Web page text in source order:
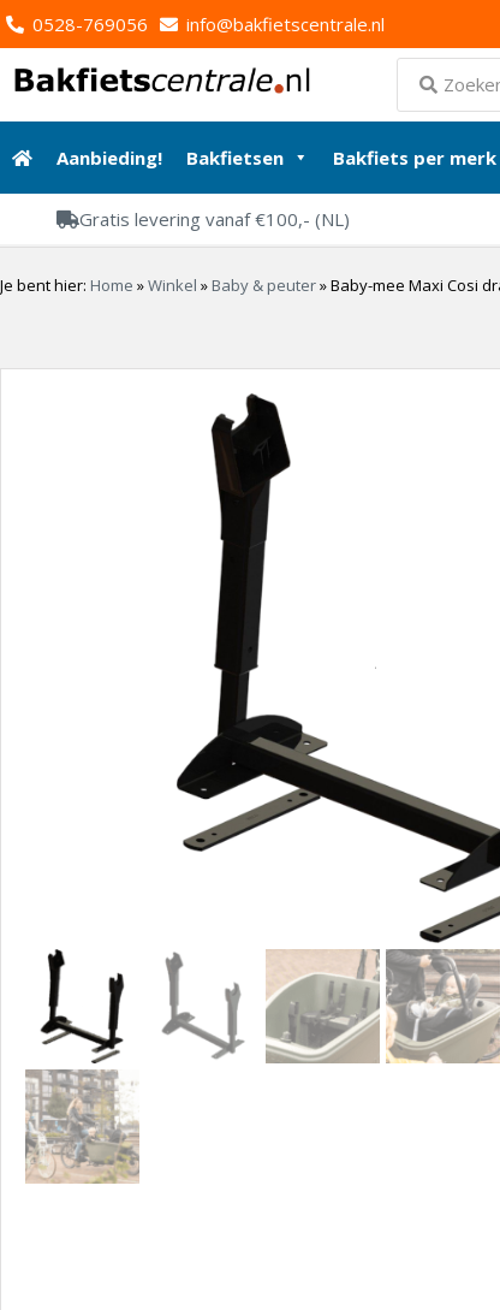
0528-769056 info@bakfietscentrale.nl
Aanbieding! Bakfietsen Bakfiets per merk
Gratis levering vanaf €100,- (NL)
Je bent hier: Home »Winkel » Baby & peuter»Baby-mee Maxi Cosi